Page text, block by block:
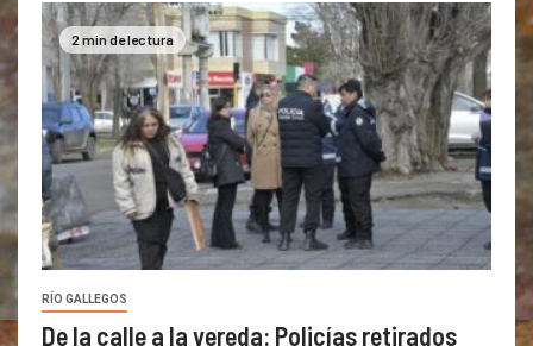
2 min de lectura
RÍO GALLEGOS
De la calle a la vereda: Policías retirados